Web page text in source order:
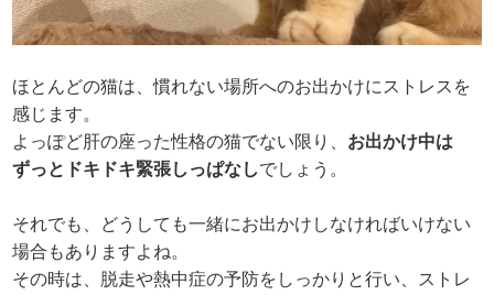
ほとんどの猫は、慣れない場所へのお出かけにストレスを
感じます。
よっぽど肝の座った性格の猫でない限り、 お出かけ中は
ずっとドキドキ緊張しっぱなしでしょう。
それでも、どうしても一緒にお出かけしなければいけない
場合もありますよね。
その時は、脱走や熱中症の予防をしっかりと行い、ストレ